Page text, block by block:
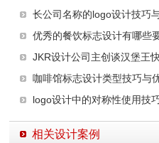
长公司名称的logo设计技巧
优秀的餐饮标志设计有哪些
JKR设计公司主创谈汉堡王
咖啡馆标志设计类型技巧与
logo设计中的对称性使用技
相关设计案例